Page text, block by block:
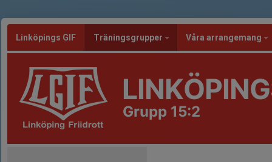
Linköpings GIF Träningsgrupper Våra arrangemang
Grupp 15:2